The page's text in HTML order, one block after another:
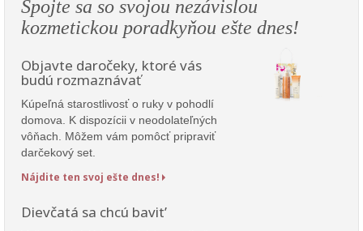
Spojte sa so svojou nezávislou
kozmetickou poradkyňou ešte dnes!
Objavte daročeky, ktoré vás
budú rozmaznávať
Kúpeľná starostlivosť o ruky v pohodlí
domova. K dispozícii v neodolateľných
vôňach. Môžem vám pomôcť pripraviť
darčekový set.
Nájdite ten svoj ešte dnes!
Dievčatá sa chcú bavit’